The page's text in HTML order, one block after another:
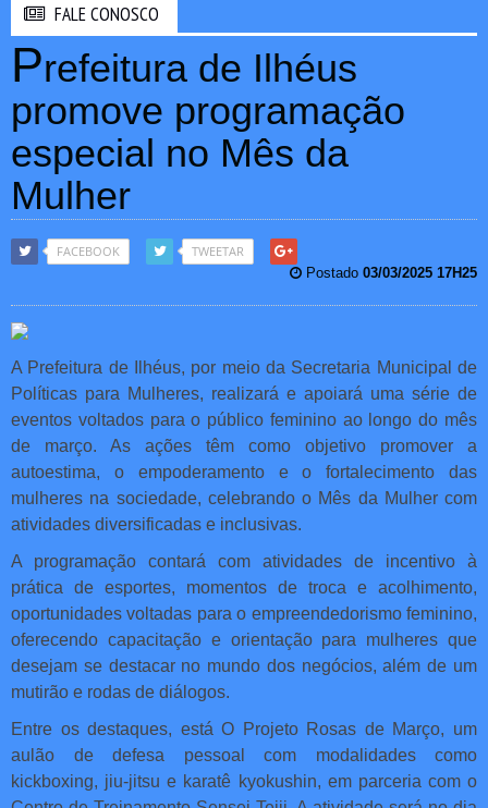
FALE CONOSCO
Prefeitura de Ilhéus
promove programação
especial no Mês da
Mulher
FACEBOOK
TWEETAR
Postado 03/03/2025 17H25
A Prefeitura de Ilhéus, por meio da Secretaria Municipal de
Políticas para Mulheres, realizará e apoiará uma série de
eventos voltados para o público feminino ao longo do mês
de março. As ações têm como objetivo promover a
autoestima, o empoderamento e o fortalecimento das
mulheres na sociedade, celebrando o Mês da Mulher com
atividades diversificadas e inclusivas.
A programação contará com atividades de incentivo à
prática de esportes, momentos de troca e acolhimento,
oportunidades voltadas para o empreendedorismo feminino,
oferecendo capacitação e orientação para mulheres que
desejam se destacar no mundo dos negócios, além de um
mutirão e rodas de diálogos.
Entre os destaques, está O Projeto Rosas de Março, um
aulão de defesa pessoal com modalidades como
kickboxing, jiu-jitsu e karatê kyokushin, em parceria com o